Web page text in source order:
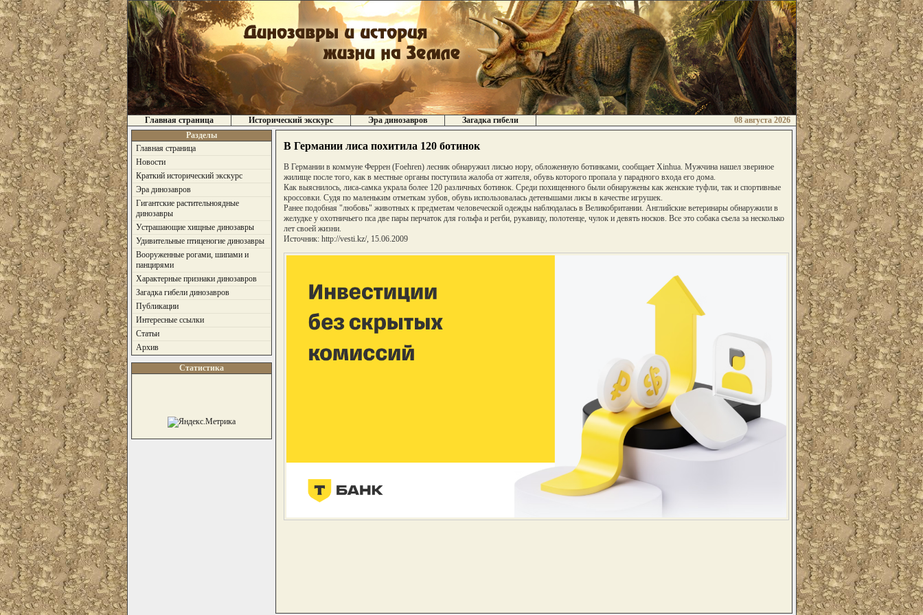
Главная страница Исторический экскурс Эра динозавров Загадка гибели
08 августа 2026
Разделы
Главная страница
Новости
Краткий исторический экскурс
Эра динозавров
Гигантские растительноядные
динозавры
Устрашающие хищные динозавры
Удивительные птиценогие динозавры
Вооруженные рогами, шипами и
панцирями
Характерные признаки динозавров
Загадка гибели динозавров
Публикации
Интересные ссылки
Статьи
Архив
Статистика
В Германии лиса похитила 120 ботинок
В Германии в коммуне Феррен (Foehren) лесник обнаружил лисью нору, обложенную ботинками, сообщает Xinhua. Мужчина нашел звериное
жилище после того, как в местные органы поступила жалоба от жителя, обувь которого пропала у парадного входа его дома.
Как выяснилось, лиса-самка украла более 120 различных ботинок. Среди похищенного были обнаружены как женские туфли, так и спортивные
кроссовки. Судя по маленьким отметкам зубов, обувь использовалась детенышами лисы в качестве игрушек.
Ранее подобная "любовь" животных к предметам человеческой одежды наблюдалась в Великобритании. Английские ветеринары обнаружили в
желудке у охотничьего пса две пары перчаток для гольфа и регби, рукавицу, полотенце, чулок и девять носков. Все это собака съела за несколько
лет своей жизни.
Источник: http://vesti.kz/, 15.06.2009